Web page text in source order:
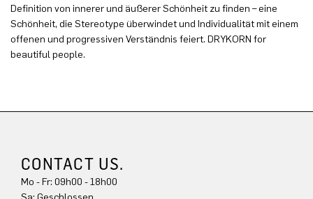
Definition von innerer und äußerer Schönheit zu finden – eine
Schönheit, die Stereotype überwindet und Individualität mit einem
offenen und progressiven Verständnis feiert. DRYKORN for
beautiful people.
CONTACT US.
Mo - Fr: 09h00 - 18h00